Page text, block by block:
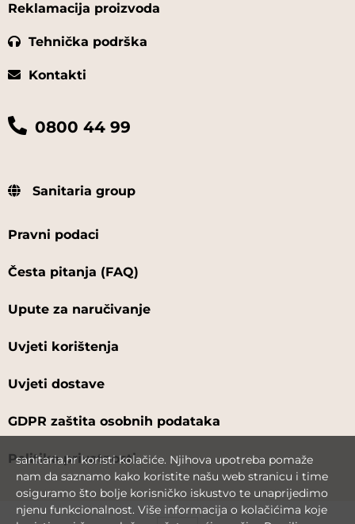
Reklamacija proizvoda
Tehnička podrška
Kontakti
0800 44 99
Sanitaria group
Pravni podaci
Česta pitanja (FAQ)
Upute za naručivanje
Uvjeti korištenja
Uvjeti dostave
GDPR zaštita osobnih podataka
Politika privatnosti
sanitaria.hr koristi kolačiće. Njihova upotreba pomaže
nam da saznamo kako koristite našu web stranicu i time
osiguramo što bolje korisničko iskustvo te unaprijedimo
njenu funkcionalnost. Više informacija o kolačićima koje